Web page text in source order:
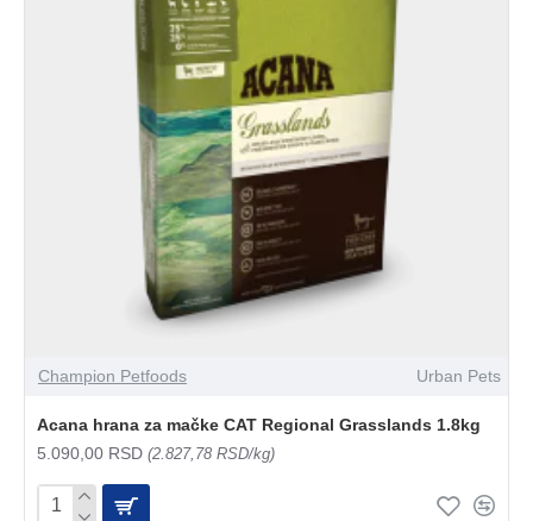
Champion Petfoods Urban Pets
Acana hrana za mačke CAT Regional Grasslands 1.8kg
5.090,00 RSD (2.827,78 RSD/kg)